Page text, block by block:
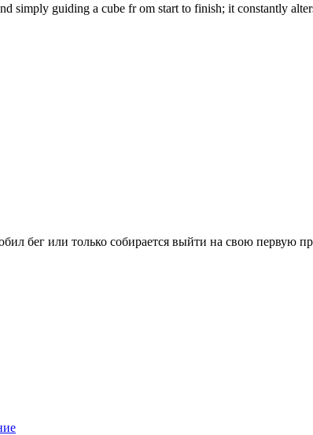
simply guiding a cube fr om start to finish; it constantly
бег или только собирается выйти на свою первую